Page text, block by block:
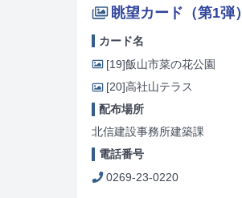
眺望カード（第1弾）
カード名
[19]飯山市菜の花公園
[20]高社山テラス
配布場所
北信建設事務所建築課
電話番号
0269-23-0220